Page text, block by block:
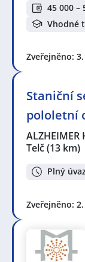
45 000 –
Vhodné
Zveřejněno:
Staniční
pololetní
ALZHEIMER
Telč(13 km)
Plný
Zveřejněno: